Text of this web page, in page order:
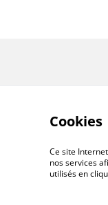
©2026
Cookies
Ce site
nos services
utilisés en